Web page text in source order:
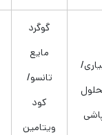
گوگرد
مایع
تانسو/
کود
ویتامین